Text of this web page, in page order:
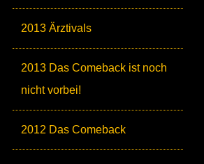
2013 Ärztivals
2013 Das Comeback ist noch
nicht vorbei!
2012 Das Comeback